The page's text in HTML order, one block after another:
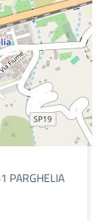
PARGHELIA